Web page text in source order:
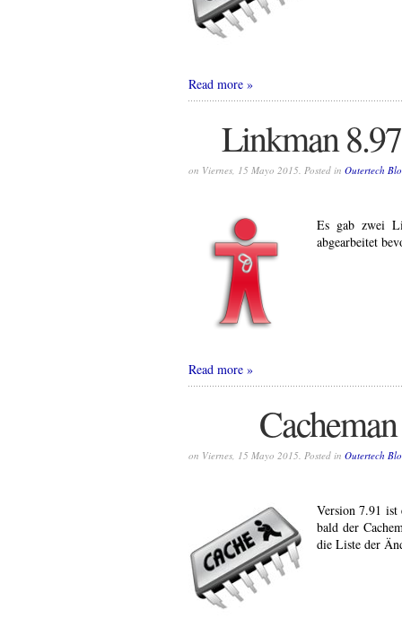
Read more
Linkman
on Viernes, 15 Mayo 2015. Posted in Outertech
Es gab zwei
abgearbeitet
Read more
on Viernes, 15 Mayo 2015. Posted in Outertech
Version 7.91 ist
bald der
die Liste der